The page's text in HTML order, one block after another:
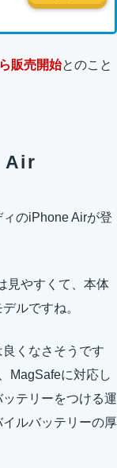
販売開始とのこと
Air
のiPhone Airが登
見やすくて、本体
ルですね。
くなさそうです
MagSafeに対応し
テリーをつける運
ルバッテリーの厚